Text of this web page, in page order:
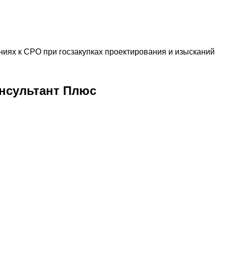
к СРО при госзакупках проектирования и изысканий
Плюс